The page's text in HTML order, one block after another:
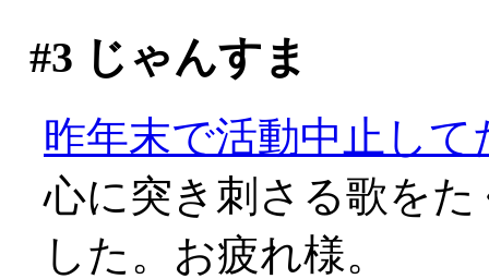
#3 じゃんすま
昨年末で活動中止して
心に突き刺さる歌を
した。お疲れ様。